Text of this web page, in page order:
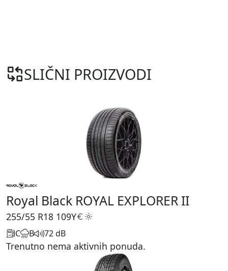
SLIČNI PROIZVODI
Royal Black ROYAL EXPLORER II
255/55 R18 109Y
C B 72 dB
Trenutno nema aktivnih ponuda.